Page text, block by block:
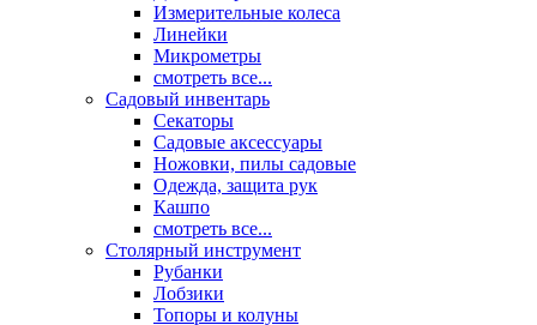
Измерительные колеса
Линейки
Микрометры
смотреть все...
Садовый инвентарь
Секаторы
Садовые аксессуары
Ножовки, пилы садовые
Одежда, защита рук
Кашпо
смотреть все...
Столярный инструмент
Рубанки
Лобзики
Топоры и колуны